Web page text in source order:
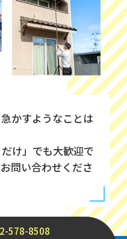
かすようなことは
だけ」でも大歓迎で
問い合わせくださ
578-8508